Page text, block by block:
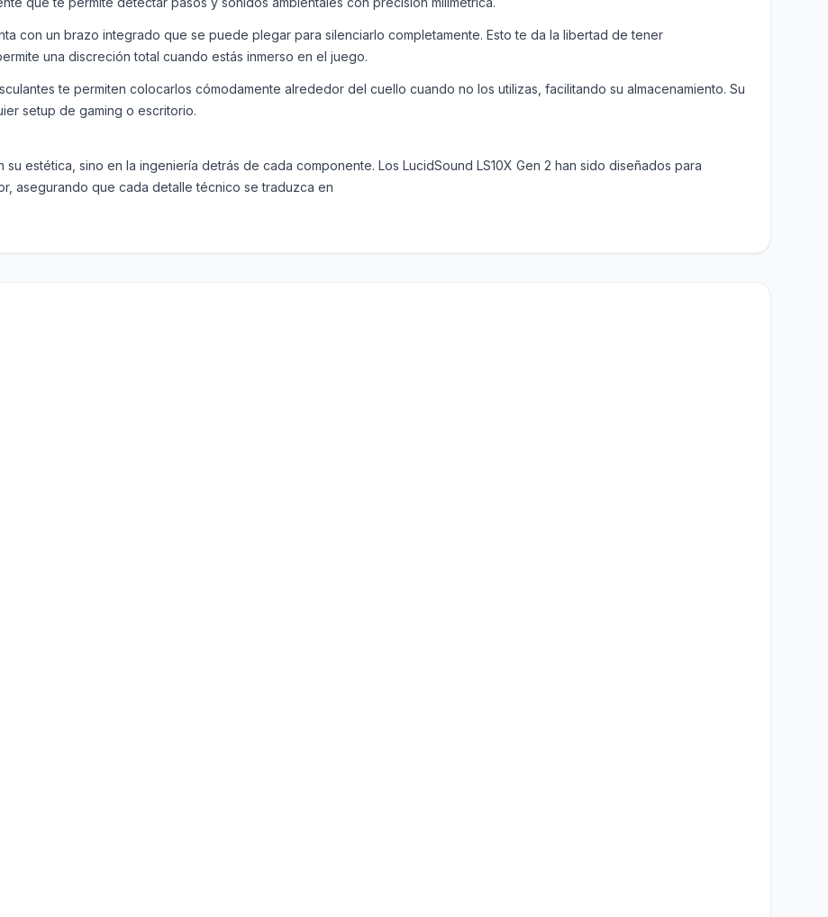
con un brazo integrado que se puede plegar para silenciarlo completamente. Esto te da la libertad de tener
una discreción total cuando estás inmerso en el juego.
te permiten colocarlos cómodamente alrededor del cuello cuando no los utilizas, facilitando su almacenamiento. Su
setup de gaming o escritorio.
estética, sino en la ingeniería detrás de cada componente. Los LucidSound LS10X Gen 2 han sido diseñados para
asegurando que cada detalle técnico se traduzca en